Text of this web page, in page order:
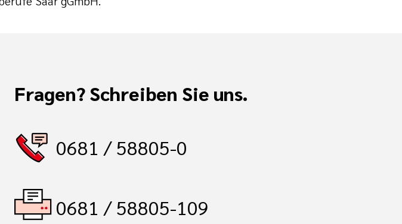
Fragen? Schreiben Sie uns.
0681 / 58805-0
0681 / 58805-109